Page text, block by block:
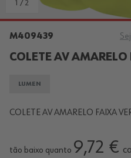
1 / 2
M409439
COLETE AV
LUMEN
COLETE AV AMARELO FAIXA
tão baixo quanto 9,72 €